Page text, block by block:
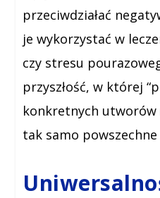
przeciwdziałać
je wykorzystać w
czy stresu
przyszłość, w której
konkretnych utworów
tak samo